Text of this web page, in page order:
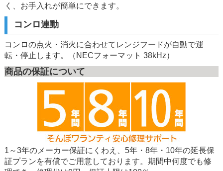
く、お手入れが簡単にできます。
コンロ連動
コンロの点火・消火に合わせてレンジフードが自動で運
転・停止します。（NECフォーマット 38kHz）
商品の保証について
1～3年のメーカー保証にくわえ、5年・8年・10年の延長保
証プランを有償でご用意しております。期間中何度でも修